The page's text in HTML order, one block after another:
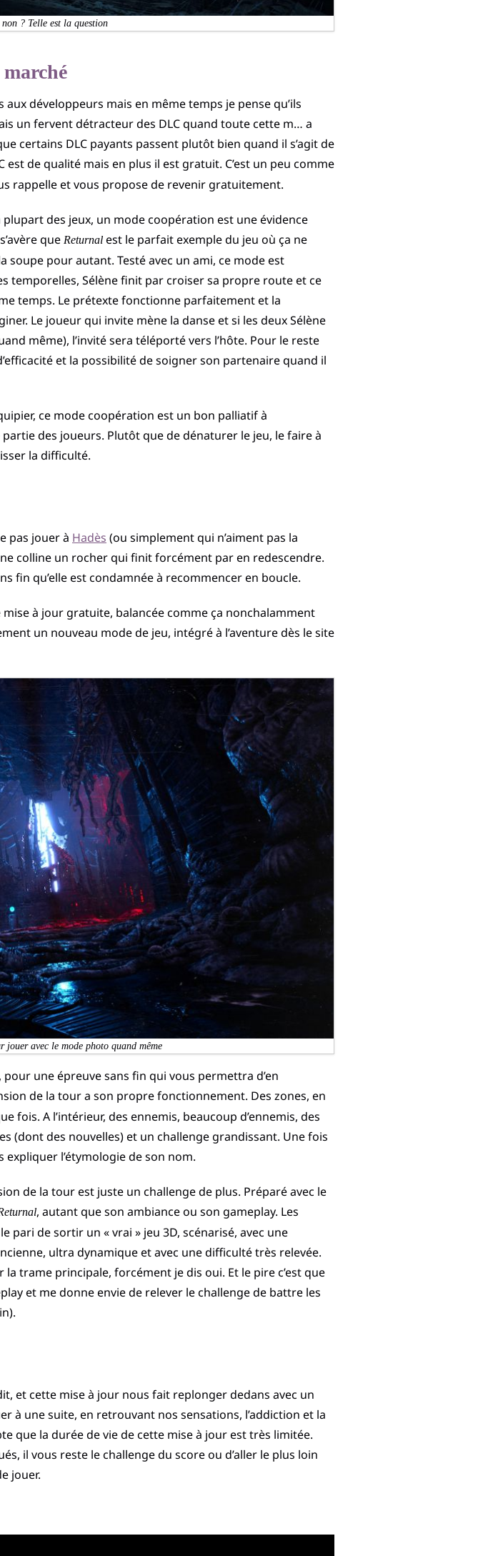
? Telle est la question
développeurs mais en même temps je pense qu’ils
un fervent détracteur des DLC quand toute cette m… a
certains DLC payants passent plutôt bien quand il s’agit de
est de qualité mais en plus il est gratuit. C’est un peu comme
rappelle et vous propose de revenir gratuitement.
des jeux, un mode coopération est une évidence
que Returnal est le parfait exemple du jeu où ça ne
soupe pour autant. Testé avec un ami, ce mode est
temporelles, Sélène finit par croiser sa propre route et ce
temps. Le prétexte fonctionne parfaitement et la
Le joueur qui invite mène la danse et si les deux Sélène
même), l’invité sera téléporté vers l’hôte. Pour le reste
et la possibilité de soigner son partenaire quand il
ce mode coopération est un bon palliatif à
des joueurs. Plutôt que de dénaturer le jeu, le faire à
la difficulté.
pas jouer à Hadès (ou simplement qui n’aiment pas la
colline un rocher qui finit forcément par en redescendre.
fin qu’elle est condamnée à recommencer en boucle.
à jour gratuite, balancée comme ça nonchalamment
un nouveau mode de jeu, intégré à l’aventure dès le site
jouer avec le mode photo quand même
une épreuve sans fin qui vous permettra d’en
de la tour a son propre fonctionnement. Des zones, en
fois. A l’intérieur, des ennemis, beaucoup d’ennemis, des
(dont des nouvelles) et un challenge grandissant. Une fois
l’étymologie de son nom.
de la tour est juste un challenge de plus. Préparé avec le
, autant que son ambiance ou son gameplay. Les
pari de sortir un « vrai » jeu 3D, scénarisé, avec une
ultra dynamique et avec une difficulté très relevée.
trame principale, forcément je dis oui. Et le pire c’est que
et me donne envie de relever le challenge de battre les
et cette mise à jour nous fait replonger dedans avec un
à une suite, en retrouvant nos sensations, l’addiction et la
que la durée de vie de cette mise à jour est très limitée.
il vous reste le challenge du score ou d’aller le plus loin
jouer.